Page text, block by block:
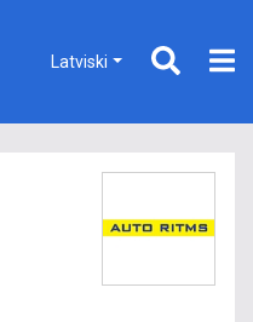
Latviski